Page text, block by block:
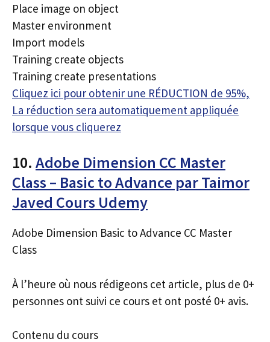
Place image on object
Master environment
Import models
Training create objects
Training create presentations
Cliquez ici pour obtenir une RÉDUCTION de 95%,
La réduction sera automatiquement appliquée
lorsque vous cliquerez
10. Adobe Dimension CC Master
Class – Basic to Advance par Taimor
Javed Cours Udemy
Adobe Dimension Basic to Advance CC Master
Class
À l’heure où nous rédigeons cet article, plus de 0+
personnes ont suivi ce cours et ont posté 0+ avis.
Contenu du cours